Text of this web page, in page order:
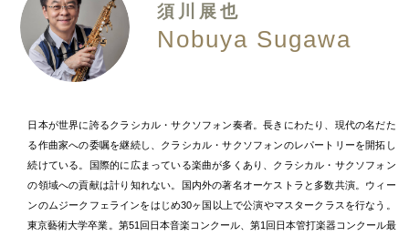
須川展也
Nobuya Sugawa
日本が世界に誇るクラシカル・サクソフォン奏者。長きにわたり、現代の名だた
る作曲家への委嘱を継続し、クラシカル・サクソフォンのレパートリーを開拓し
続けている。国際的に広まっている楽曲が多くあり、クラシカル・サクソフォン
の領域への貢献は計り知れない。国内外の著名オーケストラと多数共演。ウィー
ンのムジークフェラインをはじめ30ヶ国以上で公演やマスタークラスを行なう。
東京藝術大学卒業。第51回日本音楽コンクール、第1回日本管打楽器コンクール最